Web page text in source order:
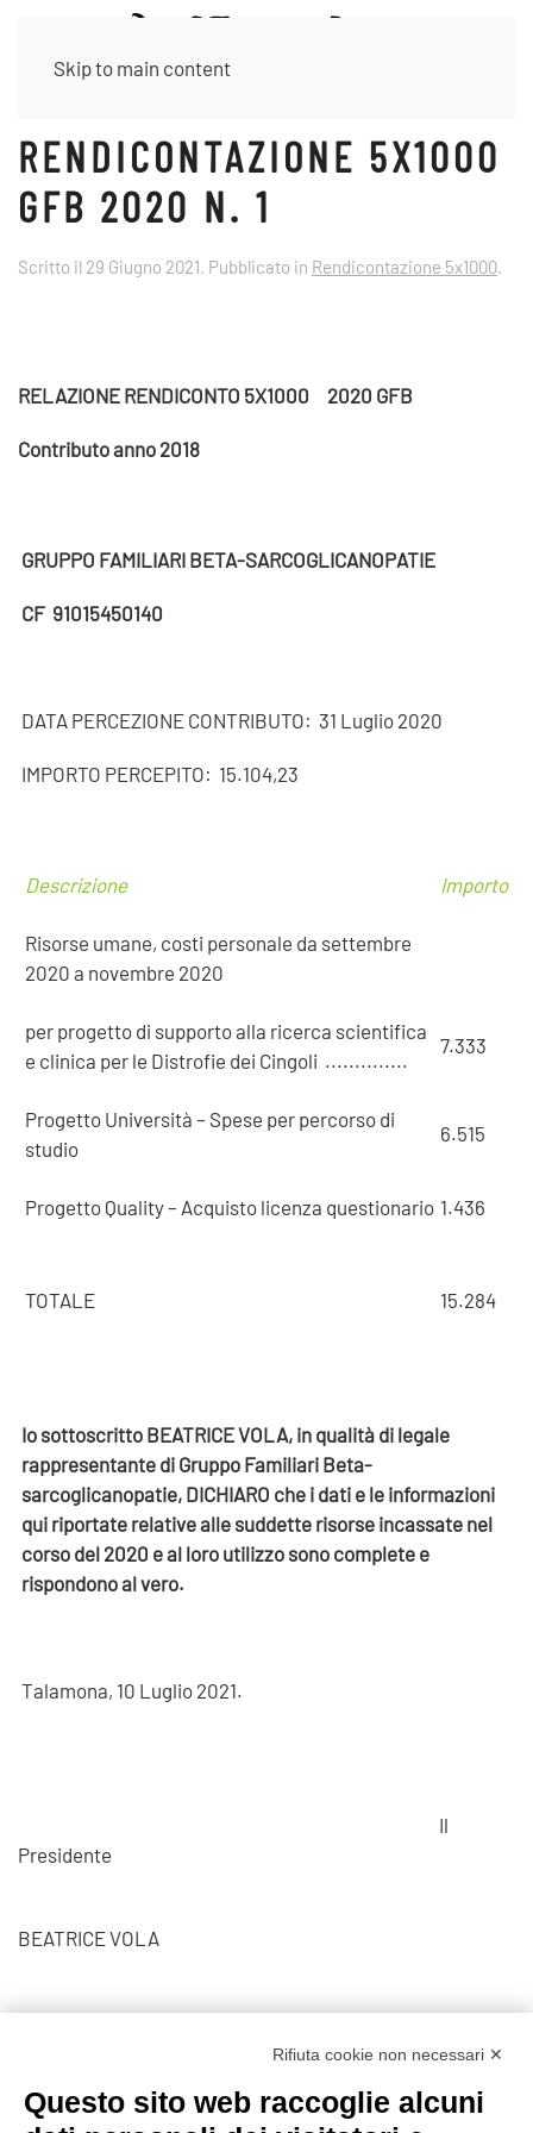
Skip to main content
RENDICONTAZIONE 5X1000
GFB 2020 N. 1
Scritto il 29 Giugno 2021. Pubblicato in Rendicontazione 5x1000.
RELAZIONE RENDICONTO 5X1000 2020 GFB
Contributo anno 2018
GRUPPO FAMILIARI BETA-SARCOGLICANOPATIE
CF 91015450140
DATA PERCEZIONE CONTRIBUTO: 31 Luglio 2020
IMPORTO PERCEPITO: 15.104,23
Descrizione Importo
Risorse umane, costi personale da settembre
2020 a novembre 2020
per progetto di supporto alla ricerca scientifica
e clinica per le Distrofie dei Cingoli ..............
7.333
Progetto Università – Spese per percorso di
studio
6.515
Progetto Quality – Acquisto licenza questionario 1.436
TOTALE 15.284
Io sottoscritto BEATRICE VOLA, in qualità di legale
rappresentante di Gruppo Familiari Beta-
sarcoglicanopatie, DICHIARO che i dati e le informazioni
qui riportate relative alle suddette risorse incassate nel
corso del 2020 e al loro utilizzo sono complete e
rispondono al vero.
Talamona, 10 Luglio 2021.
Il
Presidente
BEATRICE VOLA
Prec
Rifiuta cookie non necessari ✕
Questo sito web raccoglie alcuni